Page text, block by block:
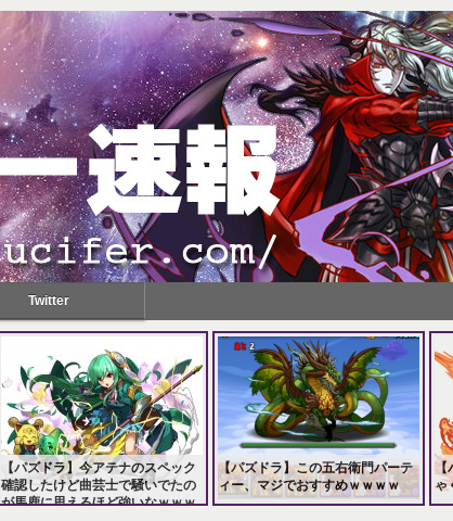
Twitter
【パズドラ】今アテナのスペック
確認したけど曲芸士で騒いでたの
が馬鹿に思えるほど強いなｗｗｗ
157,286 views
【パズドラ】この五右衛門パーテ
ィー、マジでおすすめｗｗｗｗ
115,979 views
【
ゃ